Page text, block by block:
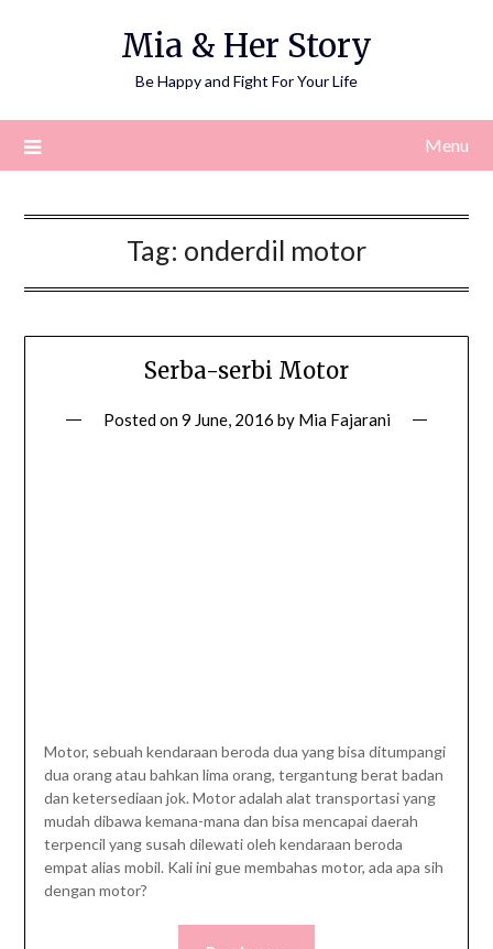
Mia & Her Story
Be Happy and Fight For Your Life
Menu
Tag: onderdil motor
Serba-serbi Motor
Posted on9 June, 2016 by Mia Fajarani
Motor, sebuah kendaraan beroda dua yang bisa ditumpangi
dua orang atau bahkan lima orang, tergantung berat badan
dan ketersediaan jok. Motor adalah alat transportasi yang
mudah dibawa kemana-mana dan bisa mencapai daerah
terpencil yang susah dilewati oleh kendaraan beroda
empat alias mobil. Kali ini gue membahas motor, ada apa sih
dengan motor?